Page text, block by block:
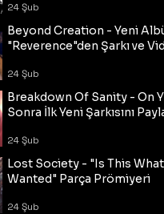
24 Şub
Beyond Creation - Yeni
"Reverence"den Şarkı ve
24 Şub
Breakdown Of Sanity - On
Sonra İlk Yeni Şarkısını
24 Şub
Lost Society - "Is This
Wanted" Parça Prömiyeri
24 Şub